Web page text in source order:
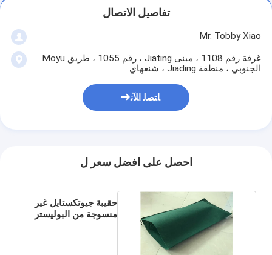
تفاصيل الاتصال
Mr. Tobby Xiao
غرفة رقم 1108 ، مبنى Jiating ، رقم 1055 ، طريق Moyu
الجنوبي ، منطقة Jiading ، شنغهاي
ﺎﺘﺼﻟ ﺍﻶﻧ
احصل على افضل سعر ل
حقيبة جيوتكستايل غير
منسوجة من البوليستر